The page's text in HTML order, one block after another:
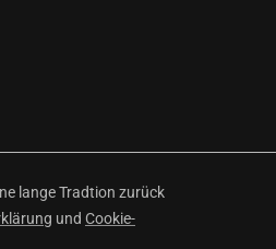
lange Tradtion zurück
und Cookie-